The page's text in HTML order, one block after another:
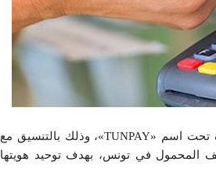
أعلن البنك المركزي التونسي في مذكرة له، عن إطلاق علامة وطنية موحّدة تحت اسم «TUNPAY»، وذلك بالتنسيق مع
المحمول في تونس، بهدف توحيد هويتها